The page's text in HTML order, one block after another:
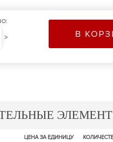
> В
ЦЕНА ЗА ЕДИНИЦУ